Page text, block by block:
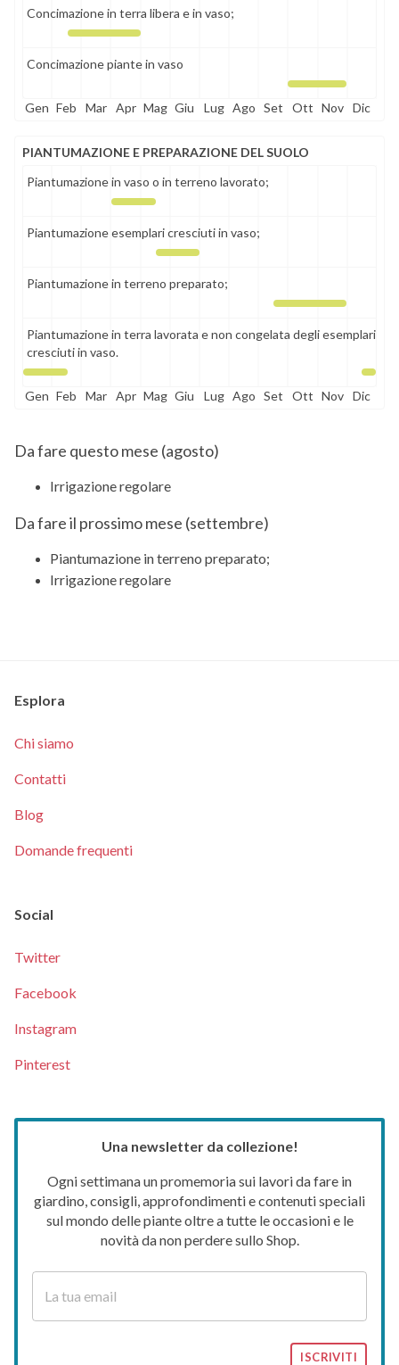
Concimazione in terra libera e in vaso;
Concimazione piante in vaso
Gen Feb Mar Apr Mag Giu Lug Ago Set Ott Nov Dic
PIANTUMAZIONE E PREPARAZIONE DEL SUOLO
Piantumazione in vaso o in terreno lavorato;
Piantumazione esemplari cresciuti in vaso;
Piantumazione in terreno preparato;
Piantumazione in terra lavorata e non congelata degli esemplari
cresciuti in vaso.
Gen Feb Mar Apr Mag Giu Lug Ago Set Ott Nov Dic
Da fare questo mese (agosto)
Irrigazione regolare
Da fare il prossimo mese (settembre)
Piantumazione in terreno preparato;
Irrigazione regolare
Esplora
Chi siamo
Contatti
Blog
Domande frequenti
Social
Twitter
Facebook
Instagram
Pinterest
Una newsletter da collezione!
Ogni settimana un promemoria sui lavori da fare in
giardino, consigli, approfondimenti e contenuti speciali
sul mondo delle piante oltre a tutte le occasioni e le
novità da non perdere sullo Shop.
ISCRIVITI